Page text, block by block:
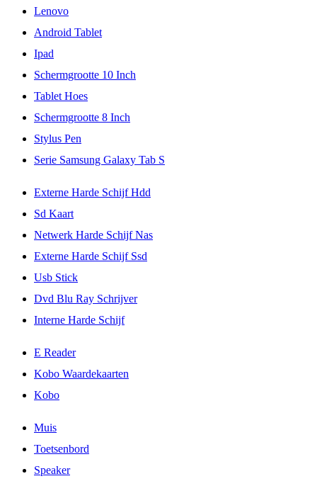
Lenovo
Android Tablet
Ipad
Schermgrootte 10 Inch
Tablet Hoes
Schermgrootte 8 Inch
Stylus Pen
Serie Samsung Galaxy Tab S
Externe Harde Schijf Hdd
Sd Kaart
Netwerk Harde Schijf Nas
Externe Harde Schijf Ssd
Usb Stick
Dvd Blu Ray Schrijver
Interne Harde Schijf
E Reader
Kobo Waardekaarten
Kobo
Muis
Toetsenbord
Speaker